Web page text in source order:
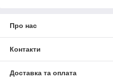
Про нас
Контакти
Доставка та оплата